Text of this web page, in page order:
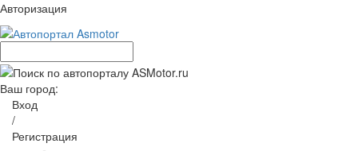
Авторизация
Ваш город:
Вход
/
Регистрация